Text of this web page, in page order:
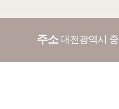
주소대전광역시